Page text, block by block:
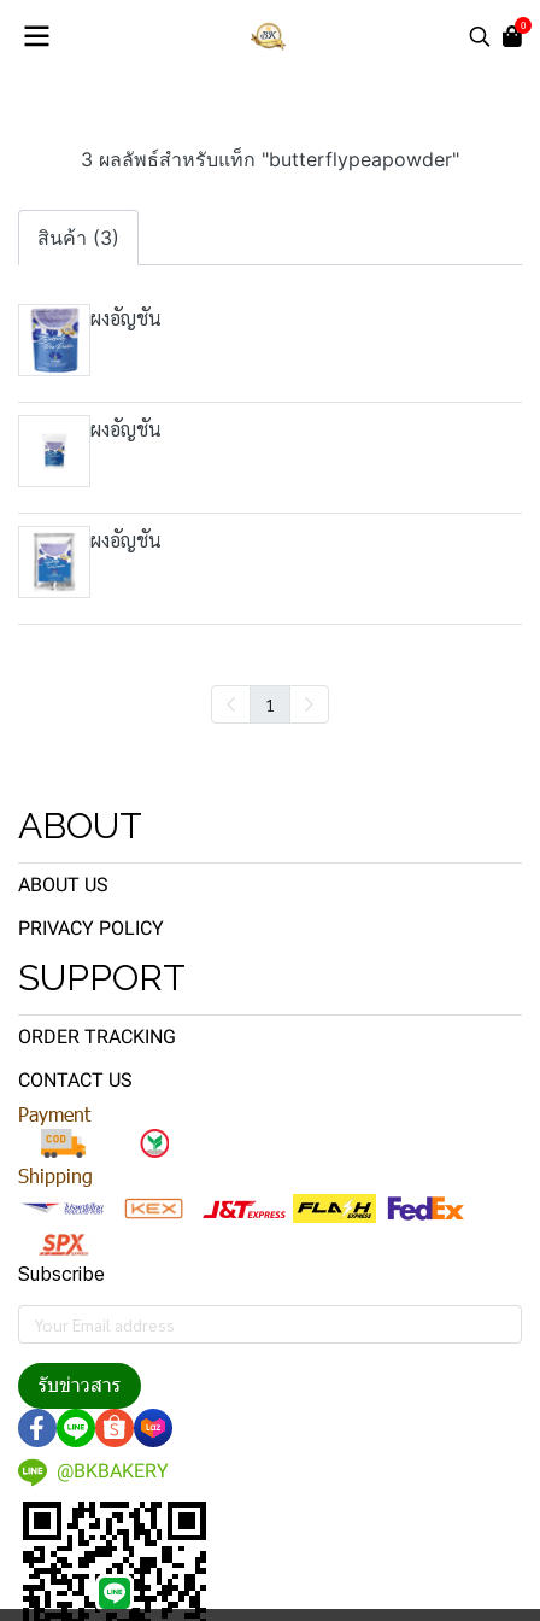
0
3 ผลลัพธ์สำหรับแท็ก "butterflypeapowder"
สินค้า (3)
ผงอัญชัน
ผงอัญชัน
ผงอัญชัน
1
ABOUT
ABOUT US
PRIVACY POLICY
SUPPORT
ORDER TRACKING
CONTACT US
Payment
Shipping
Subscribe
รับข่าวสาร
@BKBAKERY